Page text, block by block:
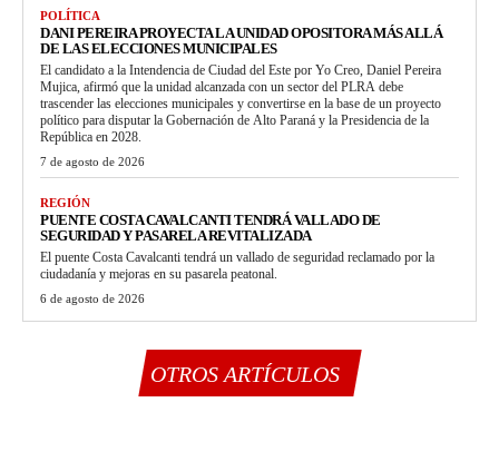
POLÍTICA
DANI PEREIRA PROYECTA LA UNIDAD OPOSITORA MÁS ALLÁ
DE LAS ELECCIONES MUNICIPALES
El candidato a la Intendencia de Ciudad del Este por Yo Creo, Daniel Pereira
Mujica, afirmó que la unidad alcanzada con un sector del PLRA debe
trascender las elecciones municipales y convertirse en la base de un proyecto
político para disputar la Gobernación de Alto Paraná y la Presidencia de la
República en 2028.
7 de agosto de 2026
REGIÓN
PUENTE COSTA CAVALCANTI TENDRÁ VALLADO DE
SEGURIDAD Y PASARELA REVITALIZADA
El puente Costa Cavalcanti tendrá un vallado de seguridad reclamado por la
ciudadanía y mejoras en su pasarela peatonal.
6 de agosto de 2026
OTROS ARTÍCULOS